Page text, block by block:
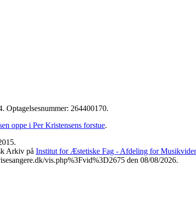
Optagelsesnummer: 264400170.
oppe i Per Kristensens forstue.
Arkiv på Institut for Æstetiske Fag - Afdeling for
vis.php%3Fvid%3D2675 den 08/08/2026.